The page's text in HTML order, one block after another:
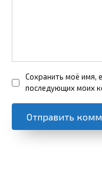
Сохранить моё имя,
последующих моих